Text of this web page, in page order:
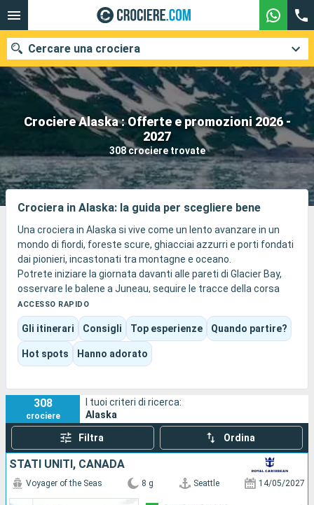
Crociere Alaska : Offerte e promozioni 2026 -
2027
308 crociere trovate
Cercare una crociera
Le nostre destinazioni
Mesi di partenza
Porti Compagnie
Ricerca
Crociera in Alaska: la guida per scegliere bene
Una crociera in Alaska si vive come un lento avanzare in un
mondo di fiordi, foreste scure, ghiacciai azzurri e porti fondati
dai pionieri, incastonati tra montagne e oceano.
Potrete iniziare la giornata davanti alle pareti di Glacier Bay,
osservare le balene a Juneau, seguire le tracce della corsa
all’oro a Skagway e poi ritrovare il comfort della nave mentre la
luce scivola sulle cime innevate.
A seconda dell’itinerario scelto, l’esperienza può essere
adatta alle famiglie e spettacolare, incentrata sulla natura,
più culturale oppure più raffinata, a bordo di una nave dal
ACCESSO RAPIDO
Gli itinerari Consigli Top esperienze Quando partire?
Hot spots Hanno adorato
308
crociere
I tuoi criteri di ricerca:
Alaska
Filtra Ordina
STATI UNITI, CANADA
Voyager of the Seas 8 g Seattle 14/05/2027